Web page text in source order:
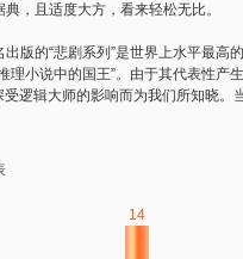
，且适度大方，看来轻松无比。
版的“悲剧系列”是世界上水平最高
理小说中的国王”。由于其代表性产
逻辑大师的影响而为我们所知晓
14